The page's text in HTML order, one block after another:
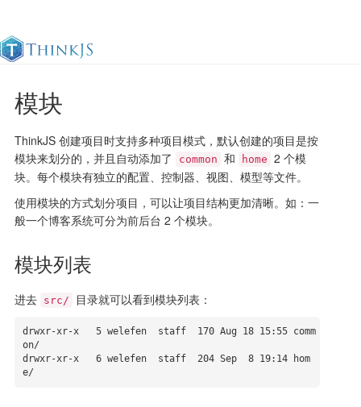
官方文档
模块
ThinkJS 创建项目时支持多种项目模式，默认创建的项目是按
模块来划分的，并且自动添加了
common 和 home 2 个模
块。每个模块有独立的配置、控制器、视图、模型等文件。
使用模块的方式划分项目，可以让项目结构更加清晰。如：一
般一个博客系统可分为前后台 2 个模块。
模块列表
进去 src/ 目录就可以看到模块列表：
drwxr-xr-x   5 welefen  staff  170 Aug 18 15:55 comm
on/
drwxr-xr-x   6 welefen  staff  204 Sep  8 19:14 hom
e/